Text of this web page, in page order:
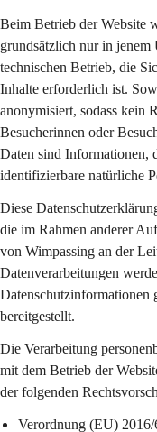
Beim Betrieb der Website
grundsätzlich nur in jenem
technischen Betrieb, die
Inhalte erforderlich ist.
anonymisiert, sodass kein
Besucherinnen oder
Daten sind Informationen,
identifizierbare natürliche
Diese
die im Rahmen anderer
von Wimpassing an der
Datenverarbeitungen
bereitgestellt.
Die Verarbeitung
mit dem Betrieb der
der folgenden
Verordnung (EU) 2016/